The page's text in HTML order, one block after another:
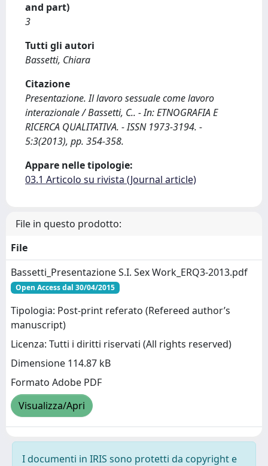
and part)
3
Tutti gli autori
Bassetti, Chiara
Citazione
Presentazione. Il lavoro sessuale come lavoro
interazionale / Bassetti, C.. - In: ETNOGRAFIA E
RICERCA QUALITATIVA. - ISSN 1973-3194. -
5:3(2013), pp. 354-358.
Appare nelle tipologie:
03.1 Articolo su rivista (Journal article)
File in questo prodotto:
File
Bassetti_Presentazione S.I. Sex Work_ERQ3-2013.pdf
Open Access dal 30/04/2015
Tipologia: Post-print referato (Refereed author’s
manuscript)
Licenza: Tutti i diritti riservati (All rights reserved)
Dimensione 114.87 kB
Formato Adobe PDF
Visualizza/Apri
I documenti in IRIS sono protetti da copyright e